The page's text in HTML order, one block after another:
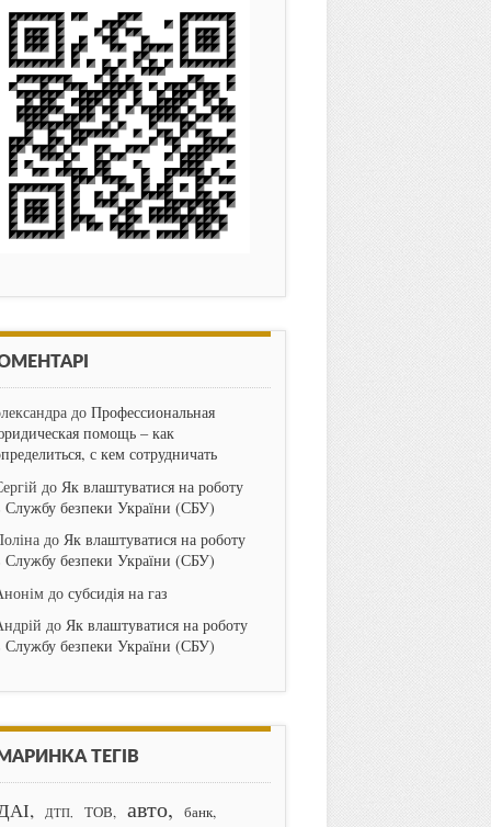
до Профессиональная
помощь – как
с кем сотрудничать
до Як влаштуватися на роботу
Службу безпеки України (СБУ)
до Як влаштуватися на роботу
Службу безпеки України (СБУ)
до субсидія на газ
до Як влаштуватися на роботу
Службу безпеки України (СБУ)
ТЕГІВ
ДТП ТОВ авто
банк